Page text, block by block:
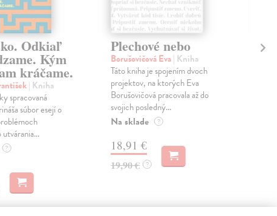
Odkiaľ
Kým
kráčame.
| Kniha
spracovaná
súbor esejí o
?
Plechové nebo
Borušovičová Eva| Kniha
Táto kniha je spojením dvoch
projektov, na ktorých Eva
Borušovičová pracovala až do
svojich posledný...
Na sklade ?
18,91 €
19,90 € ?